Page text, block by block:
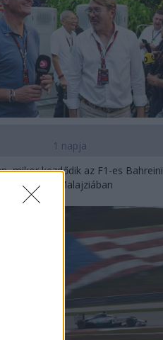
1 napja
mikor kezdődik az F1-es Bahreini
Nagydíj Malajziában